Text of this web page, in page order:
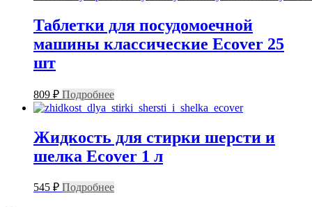
Таблетки для посудомоечной
машины классические Ecover 25
шт
809 ₽ Подробнее
Жидкость для стирки шерсти и
шелка Ecover 1 л
545 ₽ Подробнее